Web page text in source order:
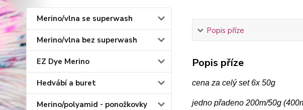
Merino/vlna se superwash
Merino/vlna bez superwash
EZ Dye Merino
Hedvábí a buret
Merino/polyamid - ponožkovky
Popis příze
Popis příze
cena za celý set 6x 50g
jedno přadeno 200m/50g